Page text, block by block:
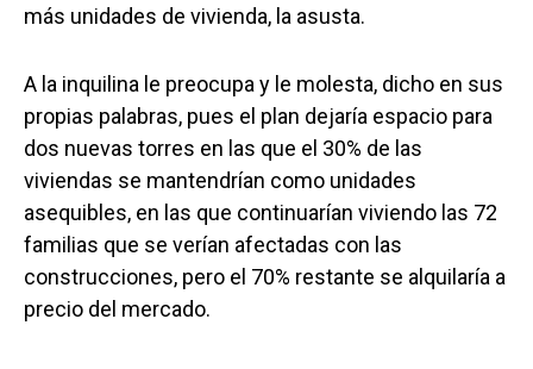
más unidades de vivienda, la asusta.
A la inquilina le preocupa y le molesta, dicho en sus
propias palabras, pues el plan dejaría espacio para
dos nuevas torres en las que el 30% de las
viviendas se mantendrían como unidades
asequibles, en las que continuarían viviendo las 72
familias que se verían afectadas con las
construcciones, pero el 70% restante se alquilaría a
precio del mercado.